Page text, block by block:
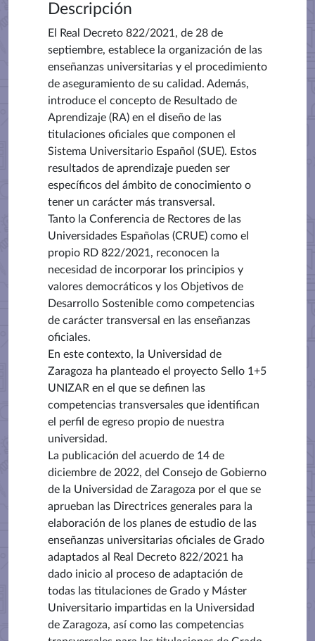
Descripción
El Real Decreto 822/2021, de 28 de
septiembre, establece la organización de las
enseñanzas universitarias y el procedimiento
de aseguramiento de su calidad. Además,
introduce el concepto de Resultado de
Aprendizaje (RA) en el diseño de las
titulaciones oficiales que componen el
Sistema Universitario Español (SUE). Estos
resultados de aprendizaje pueden ser
específicos del ámbito de conocimiento o
tener un carácter más transversal.
Tanto la Conferencia de Rectores de las
Universidades Españolas (CRUE) como el
propio RD 822/2021, reconocen la
necesidad de incorporar los principios y
valores democráticos y los Objetivos de
Desarrollo Sostenible como competencias
de carácter transversal en las enseñanzas
oficiales.
En este contexto, la Universidad de
Zaragoza ha planteado el proyecto Sello 1+5
UNIZAR en el que se definen las
competencias transversales que identifican
el perfil de egreso propio de nuestra
universidad.
La publicación del acuerdo de 14 de
diciembre de 2022, del Consejo de Gobierno
de la Universidad de Zaragoza por el que se
aprueban las Directrices generales para la
elaboración de los planes de estudio de las
enseñanzas universitarias oficiales de Grado
adaptados al Real Decreto 822/2021 ha
dado inicio al proceso de adaptación de
todas las titulaciones de Grado y Máster
Universitario impartidas en la Universidad
de Zaragoza, así como las competencias